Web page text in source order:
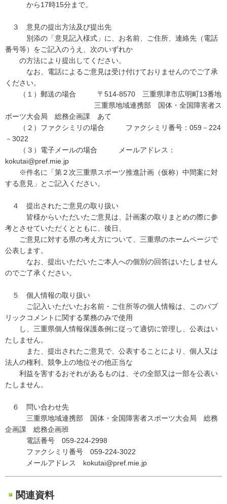
から17時15分まで。
３ 意見の提出方法及び提出先
別添の「意見記入様式」に、お名前、ご住所、連絡先（電話
番号等）をご記入のうえ、次のいずれか
の方法により提出してください。
なお、電話によるご意見は受け付けておりませんのでご了承
ください。
（１）郵送の場合 〒514-8570 三重県津市広明町13番地
三重県地域連携部 国体・全国障害者ス
ポーツ大会局 総務企画課 あて
（２）ファクシミリの場合 ファクシミリ番号：059－224
－3022
（３）電子メールの場合 メールアドレス：
kokutai@pref.mie.jp
※件名に「第２次三重県スポーツ推進計画（仮称）中間案に対
する意見」とご記入ください。
４ 提出されたご意見の取り扱い
皆様からいただいたご意見は、計画案の取りまとめの際に参
考とさせていただくとともに、後日、
ご意見に対する県の考え方について、三重県のホームページで
公表します。
なお、提出いただいたご本人への個別の回答はいたしません
のでご了承ください。
５ 個人情報の取り扱い
ご記入いただいたお名前・ご住所等の個人情報は、このパブ
リックコメントに関する業務のみで使用
し、三重県個人情報保護条例に従って適切に管理し、公表はい
たしません。
また、提出されたご意見で、公表することにより、個人又は
法人の権利、競争上の地位その他正当な
利益を害するおそれがあるものは、その全部又は一部を公表い
たしません。
６ 問い合わせ先
三重県地域連携部 国体・全国障害者スポーツ大会局 総務
企画課 総務企画班
電話番号 059-224-2998
ファクシミリ番号 059-224-3022
メールアドレス kokutai@pref.mie.jp
関連資料